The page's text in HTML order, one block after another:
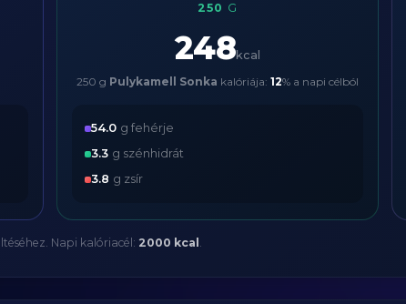
250 G
248kcal
250 g Pulykamell Sonka kalóriája: 12% a napi célból
54.0 g fehérje
3.3 g szénhidrát
3.8 g zsír
Napi kalóriacél: 2000 kcal .